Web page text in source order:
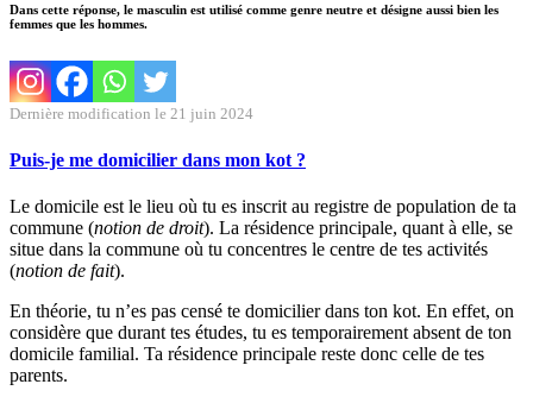
Dans cette réponse, le masculin est utilisé comme genre neutre et désigne aussi bien les
femmes que les hommes.
Dernière modification le 21 juin 2024
Puis-je me domicilier dans mon kot ?
Le domicile est le lieu où tu es inscrit au registre de population de ta
commune (notion de droit). La résidence principale, quant à elle, se
situe dans la commune où tu concentres le centre de tes activités
(notion de fait).
En théorie, tu n’es pas censé te domicilier dans ton kot. En effet, on
considère que durant tes études, tu es temporairement absent de ton
domicile familial. Ta résidence principale reste donc celle de tes
parents.